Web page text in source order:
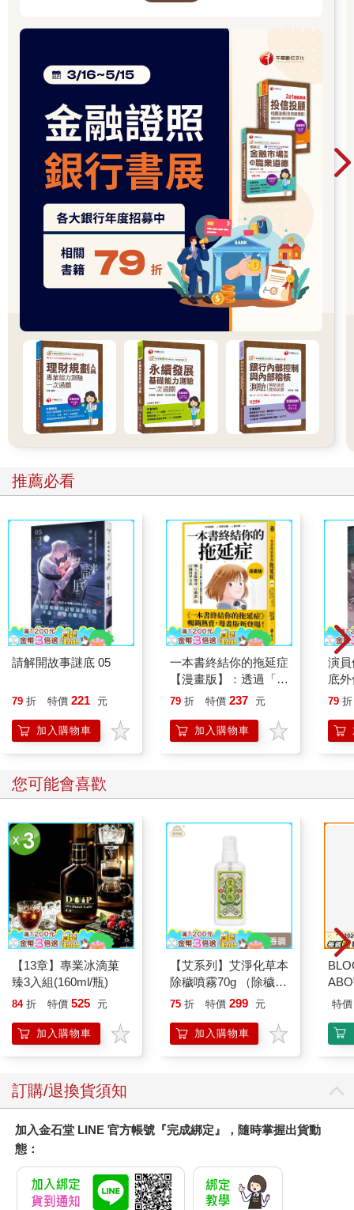
推薦必看
請解開故事謎底 05
79 折 特價 221 元
加入購物車
一本書終結你的拖延症
【漫畫版】：透過「小
行動」打開大腦的行動
「行動派」的37個科
學方法
79 折 特價 237 元
加入購物車
演
底
79 折
您可能會喜歡
【13章】專業冰滴菓
臻3入組(160ml/瓶)
84 折 特價 525 元
加入購物車
【艾系列】艾淨化草本
除穢噴霧70g （除穢/
平安/淨化/艾草/芙蓉/
另有多瓶組優惠賣場
75 折 特價 299 元
加入購物車
特價
訂購/退換貨須知
加入金石堂 LINE 官方帳號『完成綁定』，隨時掌握出貨動
態：